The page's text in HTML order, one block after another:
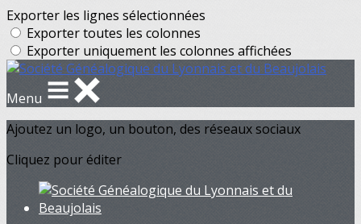
Exporter les lignes sélectionnées
Exporter toutes les colonnes
Exporter uniquement les colonnes affichées
Menu
Ajoutez un logo, un bouton, des réseaux sociaux
Cliquez pour éditer